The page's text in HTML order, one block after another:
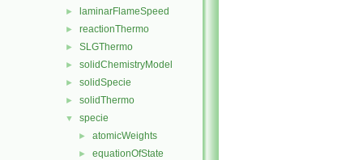
► laminarFlameSpeed
► reactionThermo
► SLGThermo
► solidChemistryModel
► solidSpecie
► solidThermo
▼ specie
► atomicWeights
► equationOfState